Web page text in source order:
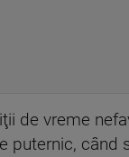
de vreme
puternic, când